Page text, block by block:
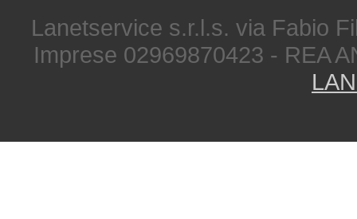
Lanetservice s.r.l.s. via Fabio
Imprese 02969870423 - REA